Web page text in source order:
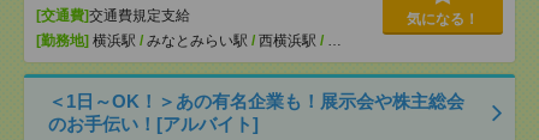
[交通費]交通費規定支給
[勤務地] 横浜駅 / みなとみらい駅 / 西横浜駅 /
気になる！
＜1日～OK！＞あの有名企業も！展示会や株主総会
のお手伝い！[アルバイト]